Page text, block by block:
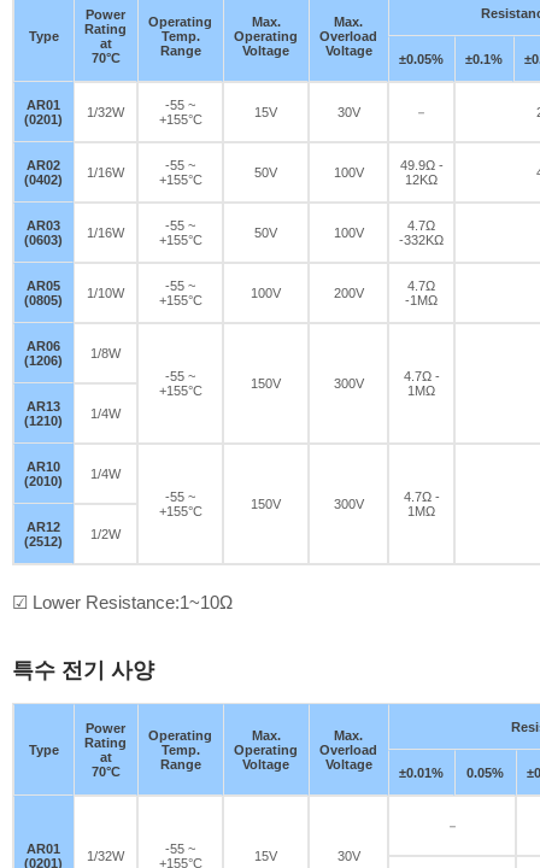
Type
Power
Rating
at
70°C
Operating
Temp.
Range
Max.
Operating
Voltage
Max.
Overload
Voltage
±0.05% ±0.1%
AR01
(0201)
1/32W
-55 ~
+155°C
15V 30V －
AR02
(0402)
1/16W
-55 ~
+155°C
50V 100V
49.9Ω -
12KΩ
AR03
(0603)
1/16W
-55 ~
+155°C
50V 100V
4.7Ω
-332KΩ
AR05
(0805)
1/10W
-55 ~
+155°C
100V 200V
4.7Ω
-1MΩ
AR06
(1206)
1/8W
-55 ~
+155°C
150V 300V
4.7Ω -
1MΩ
AR13
(1210)
1/4W
AR10
(2010)
1/4W
-55 ~
+155°C
150V 300V
4.7Ω -
1MΩ
AR12
(2512)
1/2W
☑ Lower Resistance:1~10Ω
특수 전기 사양
Type
Power
Rating
at
70°C
Operating
Temp.
Range
Max.
Operating
Voltage
Max.
Overload
Voltage
±0.01% 0.05%
AR01
(0201)
1/32W
-55 ~
+155°C
15V 30V
－